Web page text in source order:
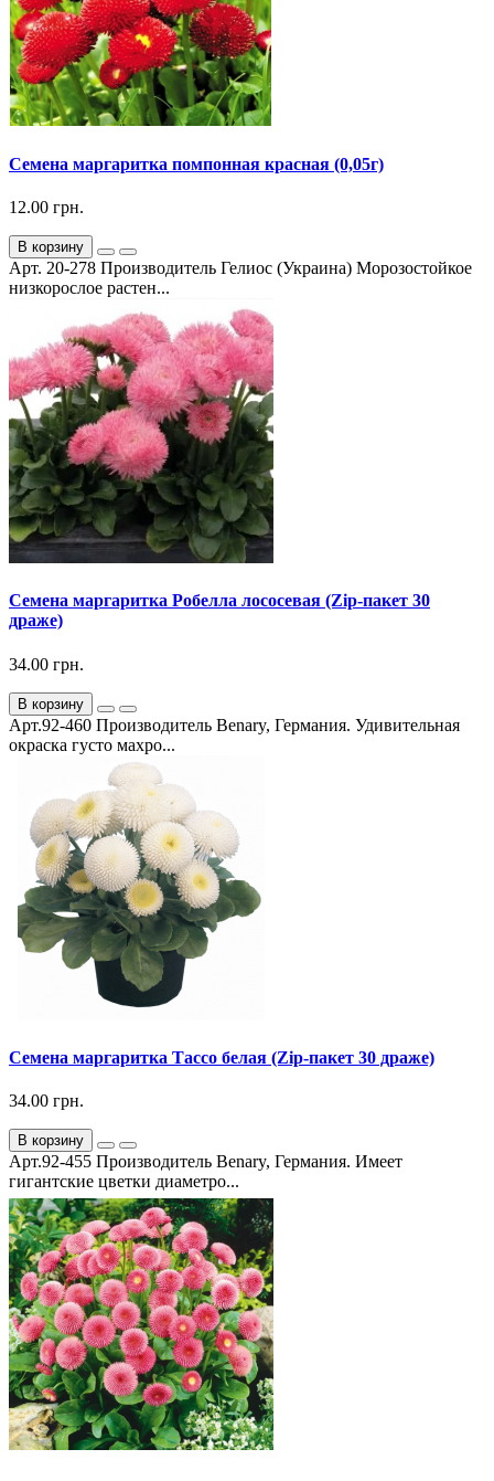
Семена маргаритка помпонная красная (0,05г)
12.00 грн.
В корзину
Арт. 20-278 Производитель Гелиос (Украина) Морозостойкое
низкорослое растен...
Семена маргаритка Робелла лососевая (Zip-пакет 30
драже)
34.00 грн.
В корзину
Арт.92-460 Производитель Benary, Германия. Удивительная
окраска густо махро...
Семена маргаритка Тассо белая (Zip-пакет 30 драже)
34.00 грн.
В корзину
Арт.92-455 Производитель Benary, Германия. Имеет
гигантские цветки диаметро...